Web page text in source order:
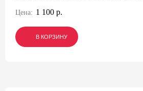
Цена: 1 100 р.
В КОРЗИНУ
В КОРЗИНУ
В КОРЗИНУ